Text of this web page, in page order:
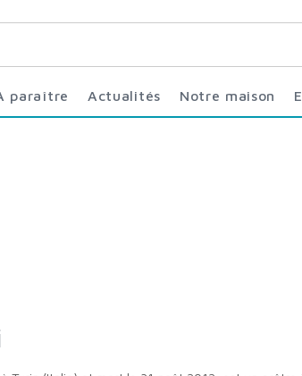
À paraître Actualités Notre maison